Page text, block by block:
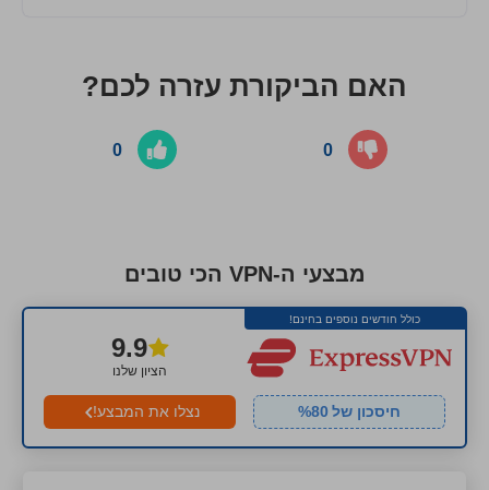
האם הביקורת עזרה לכם?
0 0
מבצעי ה-VPN הכי טובים
כולל חודשים נוספים בחינם!
הציון שלנו
9.9
חיסכון של80
% נצלו את המבצע!